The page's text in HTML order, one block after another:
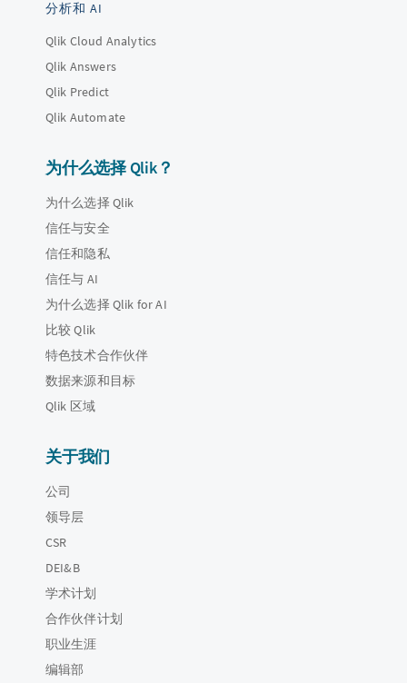
分析和 AI
Qlik Cloud Analytics
Qlik Answers
Qlik Predict
Qlik Automate
为什么选择 Qlik？
为什么选择 Qlik
信任与安全
信任和隐私
信任与 AI
为什么选择 Qlik for AI
比较 Qlik
特色技术合作伙伴
数据来源和目标
Qlik 区域
关于我们
公司
领导层
CSR
DEI&B
学术计划
合作伙伴计划
职业生涯
编辑部